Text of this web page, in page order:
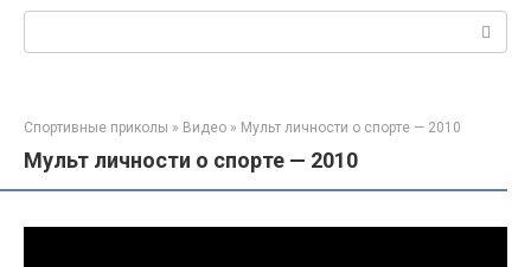
Спортивные приколы » Видео » Мульт личности о спорте — 2010
Мульт личности о спорте — 2010